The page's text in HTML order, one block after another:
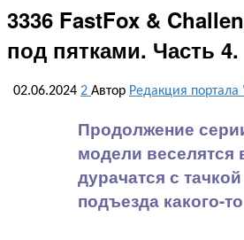
3336 FastFox &
под пятками. Часть 4.
02.06.2024 2 Автор Редакция
Продолжение
модели веселятся
дурачатся с
подъезда какого-